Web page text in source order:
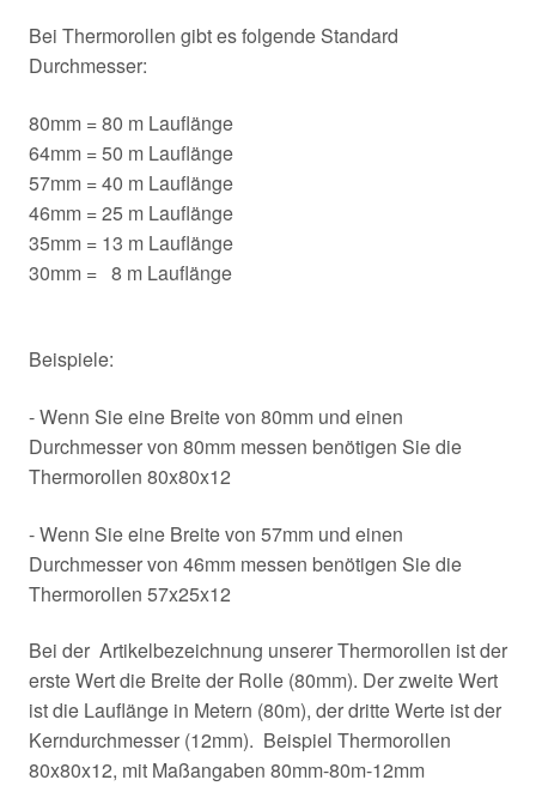
Bei Thermorollen gibt es folgende Standard
Durchmesser:
80mm = 80 m Lauflänge
64mm = 50 m Lauflänge
57mm = 40 m Lauflänge
46mm = 25 m Lauflänge
35mm = 13 m Lauflänge
30mm = 8 m Lauflänge
Beispiele:
- Wenn Sie eine Breite von 80mm und einen
Durchmesser von 80mm messen benötigen Sie die
Thermorollen 80x80x12
- Wenn Sie eine Breite von 57mm und einen
Durchmesser von 46mm messen benötigen Sie die
Thermorollen 57x25x12
Bei der Artikelbezeichnung unserer Thermorollen ist der
erste Wert die Breite der Rolle (80mm). Der zweite Wert
ist die Lauflänge in Metern (80m), der dritte Werte ist der
Kerndurchmesser (12mm). Beispiel Thermorollen
80x80x12, mit Maßangaben 80mm-80m-12mm